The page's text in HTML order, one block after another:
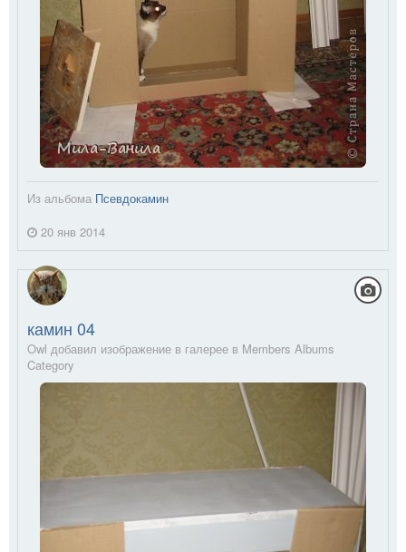
Из альбома Псевдокамин
20 янв 2014
камин 04
Owl добавил изображение в галерее в Members Albums
Category